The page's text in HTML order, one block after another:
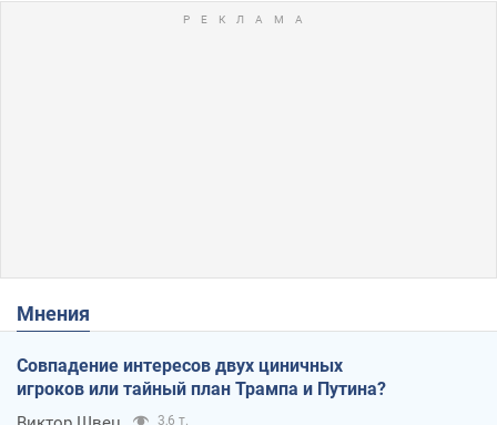
Мнения
Совпадение интересов двух циничных
игроков или тайный план Трампа и Путина?
3,6 т.